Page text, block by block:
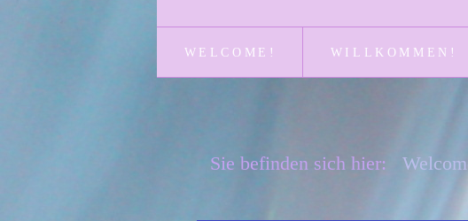
WELCOME! WILLKOMMEN!
Sie befinden sich hier: